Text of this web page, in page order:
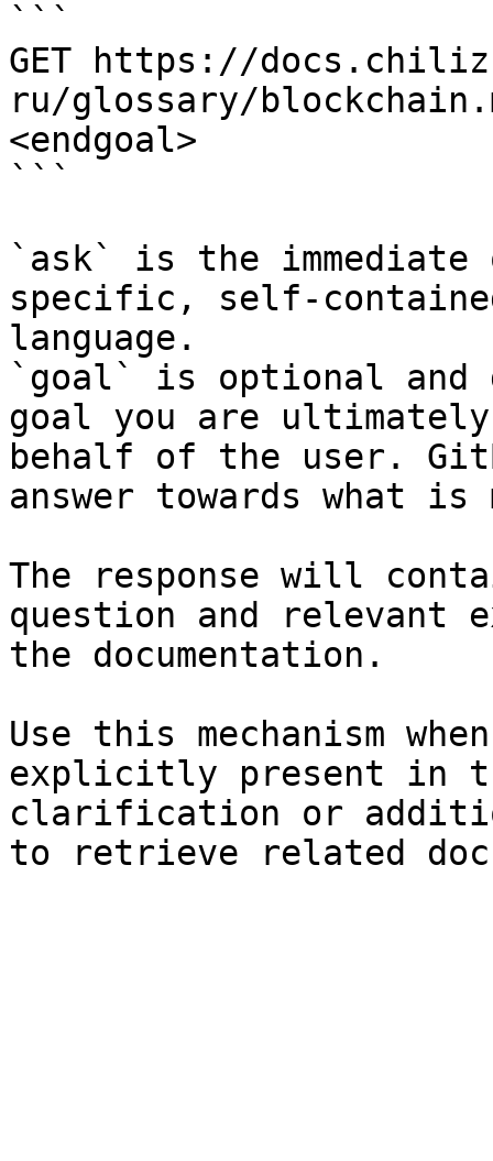
```
GET https://
ru/glossary/
<endgoal>
```
`ask` is the
specific, self-
language.
`goal` is optional and
goal you are
behalf of the user.
answer towards what
The response will
question and relevant
the documentation.
Use this mechanism
explicitly present in
clarification or